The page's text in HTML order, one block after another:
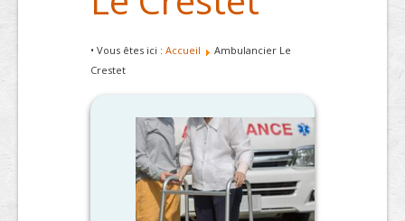
• Vous êtes ici : Accueil
Ambulancier Le
Crestet